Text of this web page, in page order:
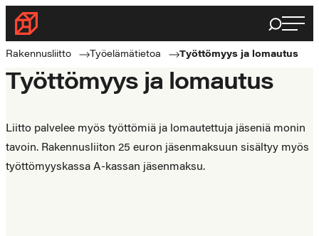
Siirry
suoraan
sisältöön
Rakennusliitto
Rakennusalan
puolella
Haku
Rakennusliitto Työelämätietoa Työttömyys ja lomautus
Työttömyys ja lomautus
Liitto palvelee myös työttömiä ja lomautettuja jäseniä monin
tavoin. Rakennusliiton 25 euron jäsenmaksuun sisältyy myös
työttömyyskassa A-kassan jäsenmaksu.